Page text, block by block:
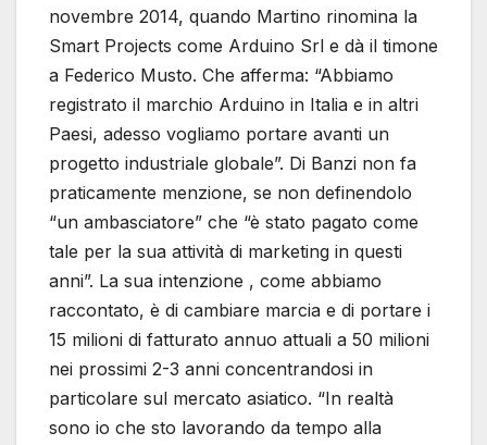
novembre 2014, quando Martino rinomina la
Smart Projects come Arduino Srl e dà il timone
a Federico Musto. Che afferma: “Abbiamo
registrato il marchio Arduino in Italia e in altri
Paesi, adesso vogliamo portare avanti un
progetto industriale globale”. Di Banzi non fa
praticamente menzione, se non definendolo
“un ambasciatore” che “è stato pagato come
tale per la sua attività di marketing in questi
anni”. La sua intenzione , come abbiamo
raccontato, è di cambiare marcia e di portare i
15 milioni di fatturato annuo attuali a 50 milioni
nei prossimi 2-3 anni concentrandosi in
particolare sul mercato asiatico. “In realtà
sono io che sto lavorando da tempo alla